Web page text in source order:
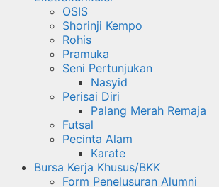
OSIS
Shorinji Kempo
Rohis
Pramuka
Seni Pertunjukan
Nasyid
Perisai Diri
Palang Merah Remaja
Futsal
Pecinta Alam
Karate
Bursa Kerja Khusus/BKK
Form Penelusuran Alumni